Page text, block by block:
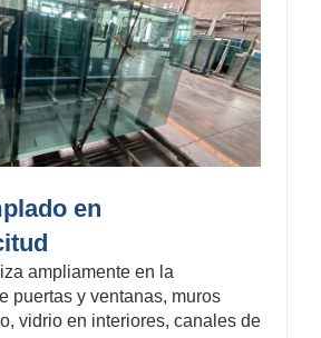
en
ampliamente en la
puertas y ventanas, muros
vidrio en interiores, canales de